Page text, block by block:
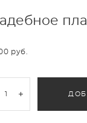
pуб.